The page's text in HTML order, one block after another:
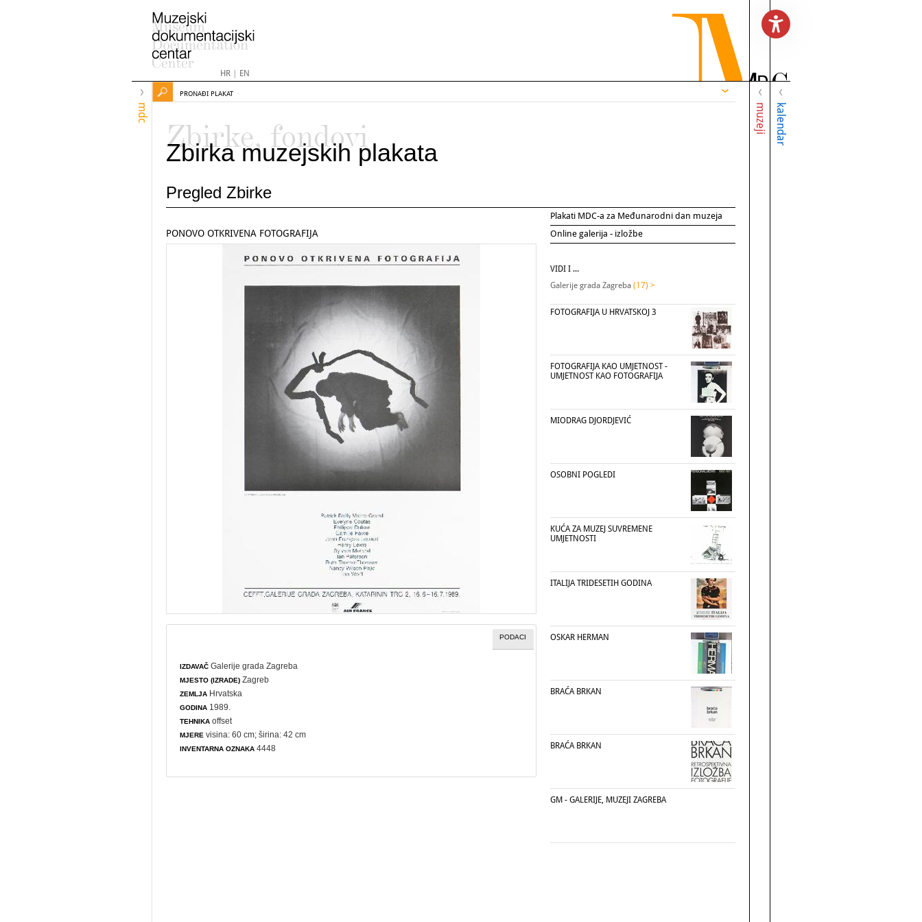
HR| EN
mdc muzeji kalendar
PRONAĐI PLAKAT
Zbirke, fondovi
Zbirka muzejskih plakata
Pregled Zbirke
Plakati MDC-a za Međunarodni dan muzeja
Online galerija - izložbe
PONOVO OTKRIVENA FOTOGRAFIJA
PODACI
IZDAVAČ Galerije grada Zagreba
MJESTO (IZRADE) Zagreb
ZEMLJA Hrvatska
GODINA 1989.
TEHNIKA offset
MJERE visina: 60 cm; širina: 42 cm
INVENTARNA OZNAKA 4448
VIDI I ...
Galerije grada Zagreba (17) >
FOTOGRAFIJA U HRVATSKOJ 3
FOTOGRAFIJA KAO UMJETNOST -
UMJETNOST KAO FOTOGRAFIJA
MIODRAG DJORDJEVIĆ
OSOBNI POGLEDI
KUĆA ZA MUZEJ SUVREMENE
UMJETNOSTI
ITALIJA TRIDESETIH GODINA
OSKAR HERMAN
BRAĆA BRKAN
BRAĆA BRKAN
GM - GALERIJE, MUZEJI ZAGREBA